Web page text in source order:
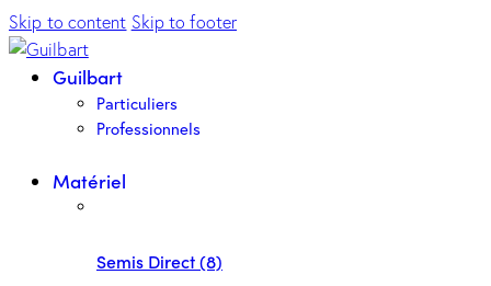
Skip to content Skip to footer
Guilbart
Particuliers
Professionnels
Matériel
Semis Direct (8)